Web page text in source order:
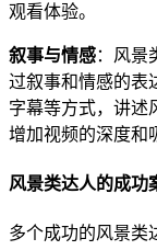
观看体验。
叙事与情感：风景
过叙事和情感的表
字幕等方式，讲述
增加视频的深度和
风景类达人的成功
多个成功的风景类